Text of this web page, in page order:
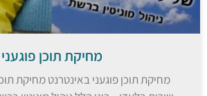
מחיקת תוכן פוגעני
מחיקת תוכן פוגעני באינטרנט מחיקת